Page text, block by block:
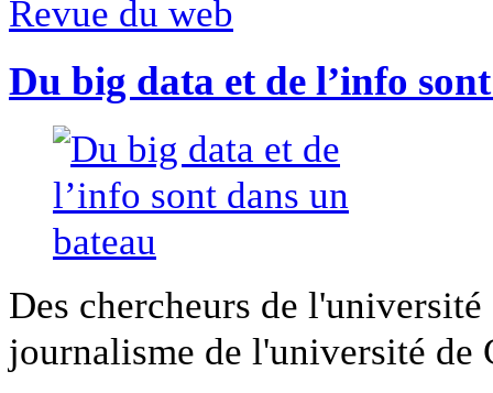
Revue du web
Du big data et de l’info
Des chercheurs de
journalisme de l'université